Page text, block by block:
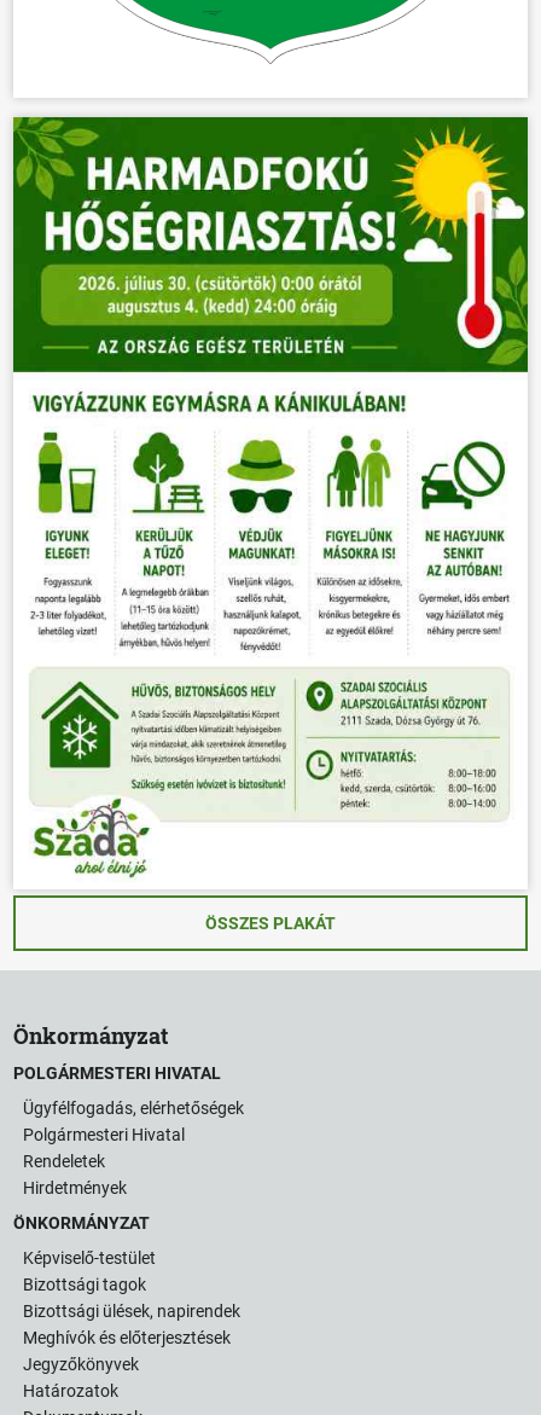
ÖSSZES PLAKÁT
Önkormányzat
POLGÁRMESTERI HIVATAL
Ügyfélfogadás, elérhetőségek
Polgármesteri Hivatal
Rendeletek
Hirdetmények
ÖNKORMÁNYZAT
Képviselő-testület
Bizottsági tagok
Bizottsági ülések, napirendek
Meghívók és előterjesztések
Jegyzőkönyvek
Határozatok